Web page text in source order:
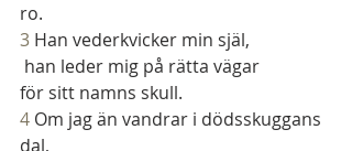
ro.
3 Han vederkvicker min själ,
han leder mig på rätta vägar
för sitt namns skull.
4 Om jag än vandrar i dödsskuggans
dal,